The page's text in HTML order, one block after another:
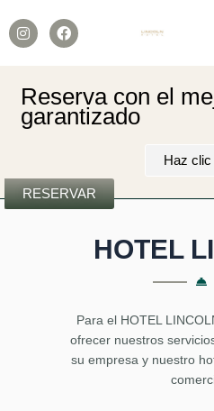
RESERVAR
I
n
g
r
a
F
a
o
o
k
Reserva con el
garantizado
Haz clic
HOTEL
Para el HOTEL
ofrecer nuestros
su empresa y nuestro